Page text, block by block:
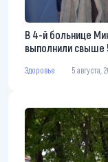
В 4-й больнице
выполнили свыше
Здоровье 5 августа,